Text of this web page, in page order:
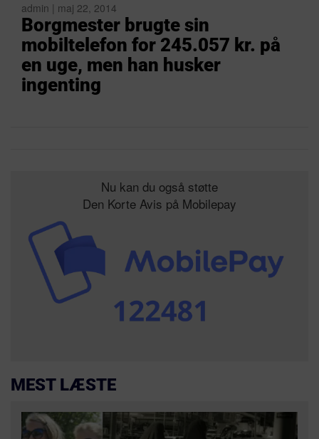
admin | maj 22, 2014
Borgmester brugte sin
mobiltelefon for 245.057 kr. på
en uge, men han husker
ingenting
Nu kan du også støtte
Den Korte Avis på Mobilepay
MEST LÆSTE